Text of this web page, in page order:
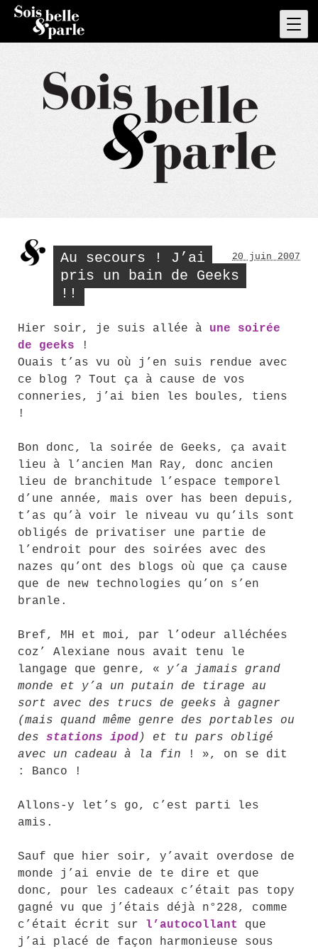
Skip
content
Au secours ! J’ai
pris un bain de Geeks
!!
20 juin 2007
Hier soir, je suis allée à une soirée
de geeks !
Ouais t’as vu où j’en suis rendue avec
ce blog ? Tout ça à cause de vos
conneries, j’ai bien les boules, tiens
!
Bon donc, la soirée de Geeks, ça avait
lieu à l’ancien Man Ray, donc ancien
lieu de branchitude l’espace temporel
d’une année, mais over has been depuis,
t’as qu’à voir le niveau vu qu’ils sont
obligés de privatiser une partie de
l’endroit pour des soirées avec des
nazes qu’ont des blogs où que ça cause
que de new technologies qu’on s’en
branle.
Bref, MH et moi, par l’odeur alléchées
coz’ Alexiane nous avait tenu le
langage que genre, « y’a jamais grand
monde et y’a un putain de tirage au
sort avec des trucs de geeks à gagner
(mais quand même genre des portables ou
des stations ipod) et tu pars obligé
avec un cadeau à la fin
! », on se dit
: Banco !
Allons-y let’s go, c’est parti les
amis.
Sauf que hier soir, y’avait overdose de
monde j’ai envie de te dire et que
donc, pour les cadeaux c’était pas topy
gagné vu que j’étais déjà n°228, comme
c’était écrit sur l’autocollant
que
j’ai placé de façon harmonieuse sous